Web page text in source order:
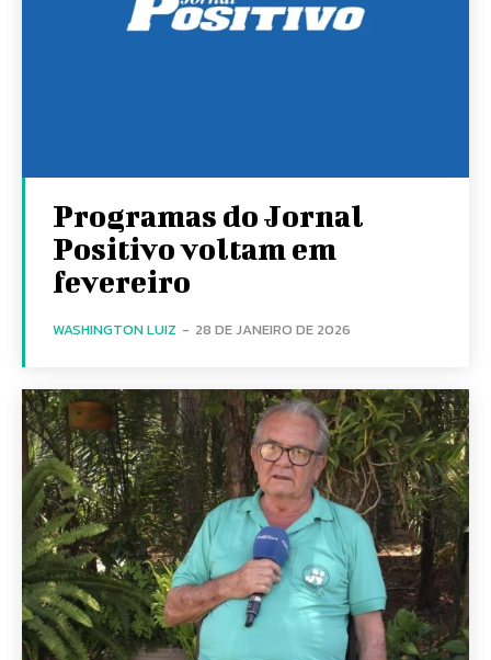
Programas do Jornal
Positivo voltam em
fevereiro
WASHINGTON LUIZ - 28 DE JANEIRO DE 2026